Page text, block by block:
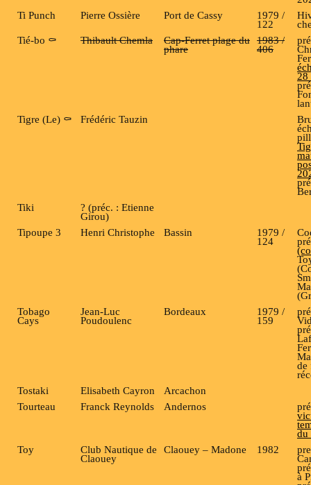
Ti Punch
Pierre Ossière Port de Cassy 1979 /
122
Tié-bo ⚰️
Thibault Chemla Cap-Ferret plage du
phare
1983 /
406
28
Tigre (Le) ⚰️
Frédéric Tauzin
Tiki
? (préc. : Etienne
Girou)
Tipoupe 3
Henri Christophe Bassin 1979 /
124
Tobago
Cays
Jean-Luc
Poudoulenc
Bordeaux 1979 /
159
de
Tostaki
Elisabeth Cayron
Arcachon
Tourteau
Franck Reynolds Andernos
du
Toy
Club Nautique de
Claouey
Claouey – Madone 1982
à